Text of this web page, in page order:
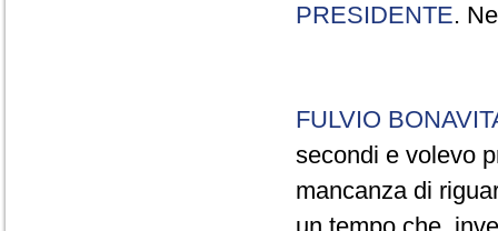
PRESIDENTE.
FULVIO
secondi e volevo
mancanza di